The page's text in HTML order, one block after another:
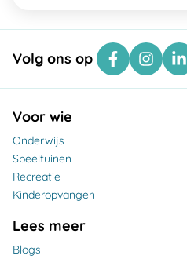
Volg ons op
Voor wie
Onderwijs
Speeltuinen
Recreatie
Kinderopvangen
Lees meer
Blogs